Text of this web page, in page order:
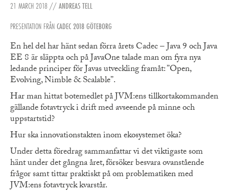
21 MARCH 2018 //ANDREAS TELL
PRESENTATION FRÅNCADEC 2018 GÖTEBORG
En hel del har hänt sedan förra årets Cadec – Java 9 och Java
EE 8 är släppta och på JavaOne talade man om fyra nya
ledande principer för Javas utveckling framåt: ”Open,
Evolving, Nimble & Scalable”.
Har man hittat botemedlet på JVM:ens tillkortakommanden
gällande fotavtryck i drift med avseende på minne och
uppstartstid?
Hur ska innovationstakten inom ekosystemet öka?
Under detta föredrag sammanfattar vi det viktigaste som
hänt under det gångna året, försöker besvara ovanstående
frågor samt tittar praktiskt på om problematiken med
JVM:ens fotavtryck kvarstår.